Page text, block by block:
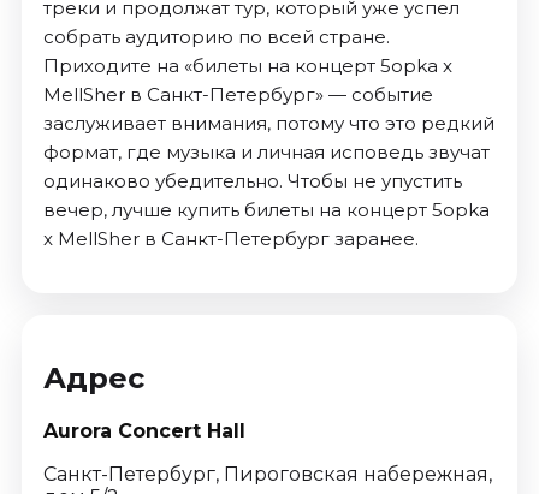
треки и продолжат тур, который уже успел
собрать аудиторию по всей стране.
Приходите на «билеты на концерт 5opka x
MellSher в Санкт-Петербург» — событие
заслуживает внимания, потому что это редкий
формат, где музыка и личная исповедь звучат
одинаково убедительно. Чтобы не упустить
вечер, лучше купить билеты на концерт 5opka
x MellSher в Санкт-Петербург заранее.
Адрес
Aurora Concert Hall
Санкт-Петербург, Пироговская набережная,